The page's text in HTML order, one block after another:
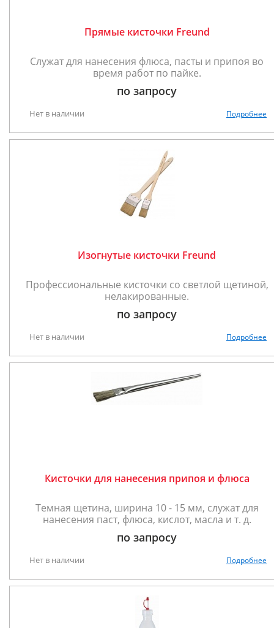
Прямые кисточки Freund
Служат для нанесения флюса, пасты и припоя во
время работ по пайке.
по запросу
Нет в наличии Подробнее
Изогнутые кисточки Freund
Профессиональные кисточки со светлой щетиной,
нелакированные.
по запросу
Нет в наличии Подробнее
Кисточки для нанесения припоя и флюса
Темная щетина, ширина 10 - 15 мм, служат для
нанесения паст, флюса, кислот, масла и т. д.
по запросу
Нет в наличии Подробнее